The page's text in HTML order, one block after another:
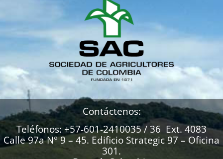
Contáctenos:
Teléfonos: +57-601-2410035 / 36 Ext. 4083
Calle 97a N° 9 – 45. Edificio Strategic 97 – Oficina
301.